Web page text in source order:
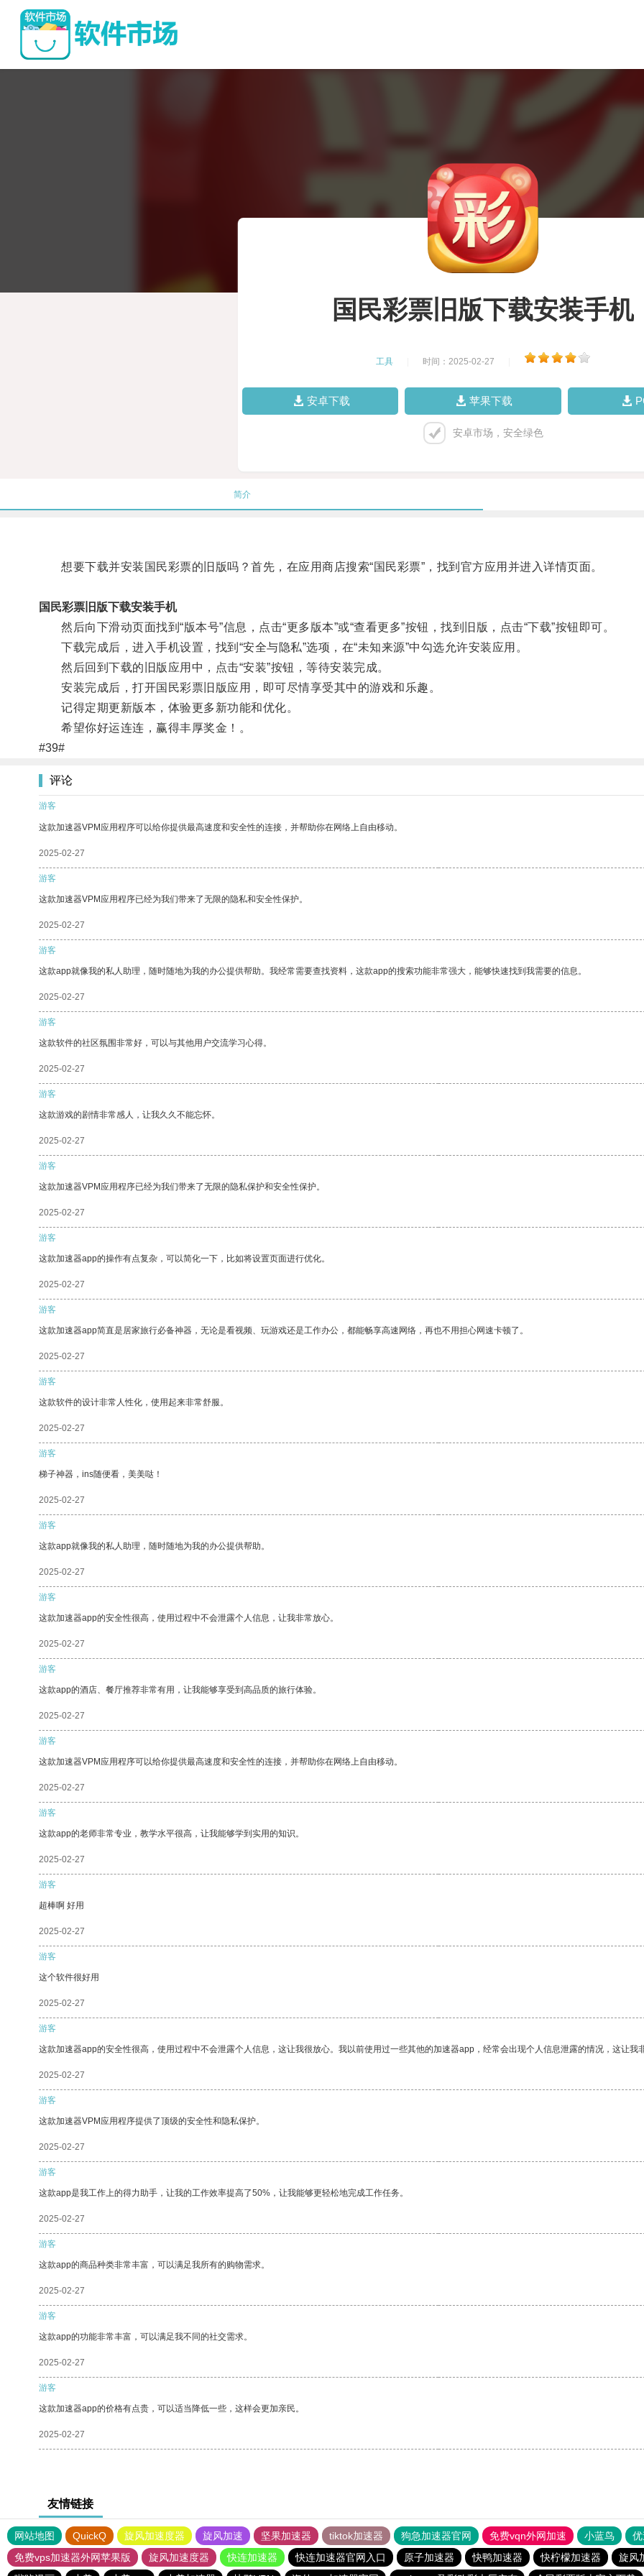
国民彩票旧版下载安装手机
工具 时间：2025-02-27
安卓下载 苹果下载
安卓市场，安全绿色
简介
想要下载并安装国民彩票的旧版吗？首先，在应用商店搜索“国民彩票”，找到官方应用并进入详情页面。
国民彩票旧版下载安装手机
然后向下滑动页面找到“版本号”信息，点击“更多版本”或“查看更多”按钮，找到旧版，点击“下载”按钮即可。
下载完成后，进入手机设置，找到“安全与隐私”选项，在“未知来源”中勾选允许安装应用。
然后回到下载的旧版应用中，点击“安装”按钮，等待安装完成。
安装完成后，打开国民彩票旧版应用，即可尽情享受其中的游戏和乐趣。
记得定期更新版本，体验更多新功能和优化。
希望你好运连连，赢得丰厚奖金！。
#39#
评论
游客
这款加速器VPM应用程序可以给你提供最高速度和安全性的连接，并帮助你在网络上自由移动。
2025-02-27
游客
这款加速器VPM应用程序已经为我们带来了无限的隐私和安全性保护。
2025-02-27
游客
这款app就像我的私人助理，随时随地为我的办公提供帮助。我经常需要查找资料，这款app的搜索功能非常强大，能够快速找到我需要的信息。
2025-02-27
游客
这款软件的社区氛围非常好，可以与其他用户交流学习心得。
2025-02-27
游客
这款游戏的剧情非常感人，让我久久不能忘怀。
2025-02-27
游客
这款加速器VPM应用程序已经为我们带来了无限的隐私保护和安全性保护。
2025-02-27
游客
这款加速器app的操作有点复杂，可以简化一下，比如将设置页面进行优化。
2025-02-27
游客
这款加速器app简直是居家旅行必备神器，无论是看视频、玩游戏还是工作办公，都能畅享高速网络，再也不用担心网速卡顿了。
2025-02-27
游客
这款软件的设计非常人性化，使用起来非常舒服。
2025-02-27
游客
梯子神器，ins随便看，美美哒！
2025-02-27
游客
这款app就像我的私人助理，随时随地为我的办公提供帮助。
2025-02-27
游客
这款加速器app的安全性很高，使用过程中不会泄露个人信息，让我非常放心。
2025-02-27
游客
这款app的酒店、餐厅推荐非常有用，让我能够享受到高品质的旅行体验。
2025-02-27
游客
这款加速器VPM应用程序可以给你提供最高速度和安全性的连接，并帮助你在网络上自由移动。
2025-02-27
游客
这款app的老师非常专业，教学水平很高，让我能够学到实用的知识。
2025-02-27
游客
超棒啊 好用
2025-02-27
游客
这个软件很好用
2025-02-27
游客
这款加速器app的安全性很高，使用过程中不会泄露个人信息，这让我很放心。我以前使用过一些其他的加速器app，经常会出现个人信息泄露的情况，这让我
2025-02-27
游客
这款加速器VPM应用程序提供了顶级的安全性和隐私保护。
2025-02-27
游客
这款app是我工作上的得力助手，让我的工作效率提高了50%，让我能够更轻松地完成工作任务。
2025-02-27
游客
这款app的商品种类非常丰富，可以满足我所有的购物需求。
2025-02-27
游客
这款app的功能非常丰富，可以满足我不同的社交需求。
2025-02-27
游客
这款加速器app的价格有点贵，可以适当降低一些，这样会更加亲民。
2025-02-27
友情链接
网站地图 QuickQ 旋风加速度器 旋风加速 坚果加速器 tiktok加速器 狗急加速器官网 免费vqn外网加速 小蓝鸟
免费vps加速器外网苹果版
旋风加速度器 快连加速器 快连加速器官网入口 原子加速器 快鸭加速器 快柠檬加速器 旋风